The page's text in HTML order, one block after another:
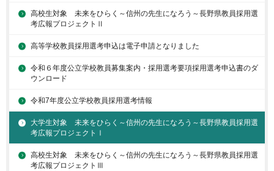
高校生対象 未来をひらく～信州の先生になろう～長野県教員採用選
考広報プロジェクトⅡ
高等学校教員採用選考申込は電子申請となりました
令和６年度公立学校教員募集案内・採用選考要項採用選考申込書のダ
ウンロード
令和7年度公立学校教員採用選考情報
大学生対象 未来をひらく～信州の先生になろう～長野県教員採用選
考広報プロジェクトⅠ
高校生対象 未来をひらく～信州の先生になろう～長野県教員採用選
考広報プロジェクトⅢ